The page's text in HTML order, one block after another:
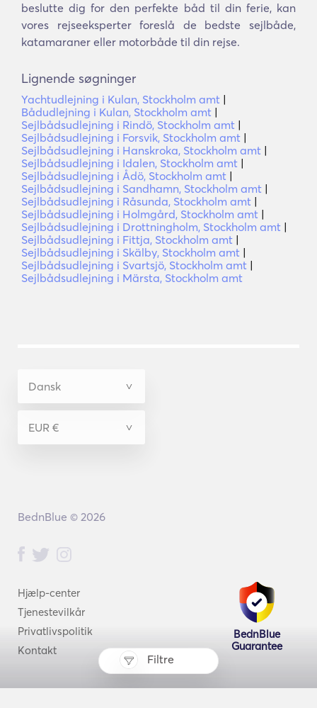
Filtre
beslutte dig for den perfekte båd til din ferie, kan
vores rejseeksperter foreslå de bedste sejlbåde,
katamaraner eller motorbåde til din rejse.
Lignende søgninger
Yachtudlejning i Kulan, Stockholm amt |
Bådudlejning i Kulan, Stockholm amt |
Sejlbådsudlejning i Rindö, Stockholm amt |
Sejlbådsudlejning i Forsvik, Stockholm amt |
Sejlbådsudlejning i Hanskroka, Stockholm amt |
Sejlbådsudlejning i Idalen, Stockholm amt |
Sejlbådsudlejning i Ådö, Stockholm amt |
Sejlbådsudlejning i Sandhamn, Stockholm amt |
Sejlbådsudlejning i Råsunda, Stockholm amt |
Sejlbådsudlejning i Holmgård, Stockholm amt |
Sejlbådsudlejning i Drottningholm, Stockholm amt |
Sejlbådsudlejning i Fittja, Stockholm amt |
Sejlbådsudlejning i Skälby, Stockholm amt |
Sejlbådsudlejning i Svartsjö, Stockholm amt |
Sejlbådsudlejning i Märsta, Stockholm amt
Hjælp-center
Tjenestevilkår
Privatlivspolitik
Kontakt
BednBlue
Guarantee
BednBlue © 2026